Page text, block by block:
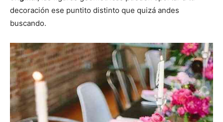
decoración ese puntito distinto que quizá andes
buscando.